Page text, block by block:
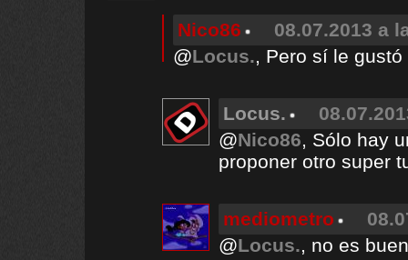
Nico86
08.07.2013 a
@Locus., Pero sí le
Locus.
@Nico86, Sólo hay
proponer otro super
mediometro
@Locus., no es